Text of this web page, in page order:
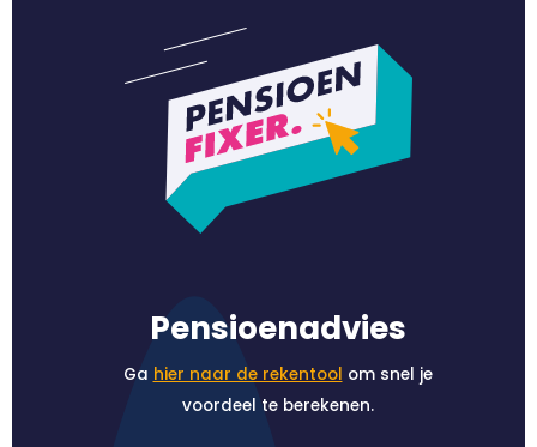
Pensioenadvies
Ga hier naar de rekentool om snel je
voordeel te berekenen.